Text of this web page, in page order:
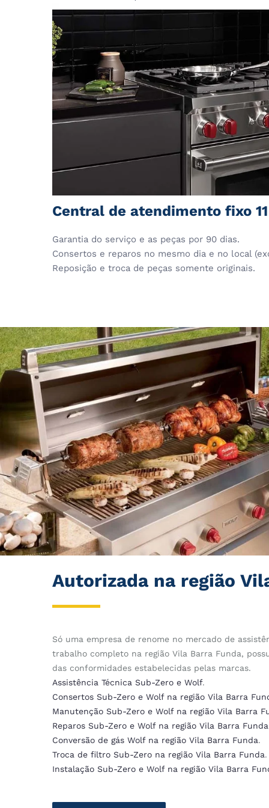
Central de atendimento fixo
Garantia do serviço e as peças por 90 dias.
Consertos e reparos no mesmo dia e no local
Reposição e troca de peças somente originais.
Autorizada na região
Só uma empresa de renome no mercado de
trabalho completo na região Vila Barra Funda,
das conformidades estabelecidas pelas marcas.
Assistência Técnica Sub-Zero e Wolf.
Consertos Sub-Zero e Wolf na região Vila Barra
Manutenção Sub-Zero e Wolf na região Vila Barra
Reparos Sub-Zero e Wolf na região Vila Barra Funda
Conversão de gás Wolf na região Vila Barra Funda.
Troca de filtro Sub-Zero na região Vila Barra Funda.
Instalação Sub-Zero e Wolf na região Vila Barra